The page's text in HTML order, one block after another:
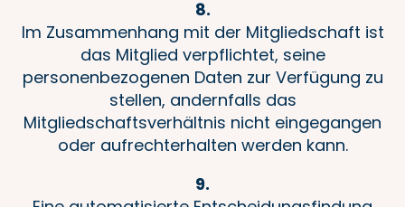
8.
Im Zusammenhang mit der Mitgliedschaft ist
das Mitglied verpflichtet, seine
personenbezogenen Daten zur Verfügung zu
stellen, andernfalls das
Mitgliedschaftsverhältnis nicht eingegangen
oder aufrechterhalten werden kann.
9.